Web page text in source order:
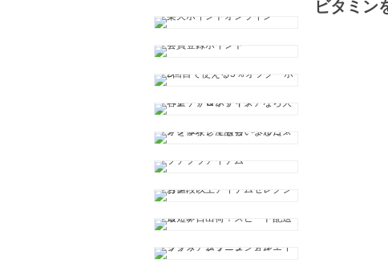
ビタミン